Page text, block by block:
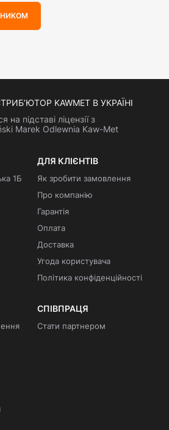
KAWMET В УКРАЇНІ
підставі ліцензії з
Marek Odlewnia Kaw-Met
1Б
ДЛЯ КЛІЄНТІВ
Як зробити замовлення
Про компанію
Гарантія
Оплата
Доставка
Угода користувача
Політика конфіденційності
СПІВПРАЦЯ
Стати партнером